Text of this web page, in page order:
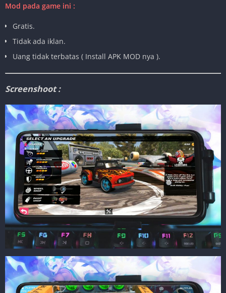
Mod pada game ini :
Gratis.
Tidak ada iklan.
Uang tidak terbatas ( Install APK MOD nya ).
Screenshoot :